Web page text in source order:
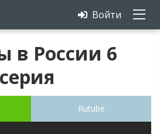
Войти
в России 6
Rutube